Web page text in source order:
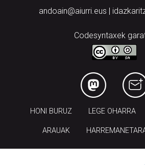
andoain@aiurri.eus |
Codesyntaxek
HONI BURUZ LEGE OHARRA
ARAUAK